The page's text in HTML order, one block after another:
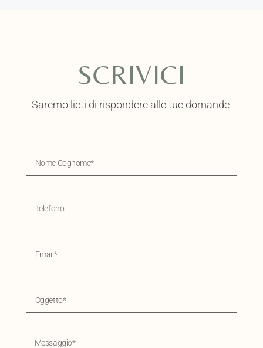
SCRIVICI
Saremo lieti di rispondere alle tue domande